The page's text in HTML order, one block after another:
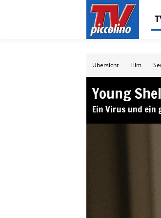
Übersicht Film
Young
Ein Virus und ein